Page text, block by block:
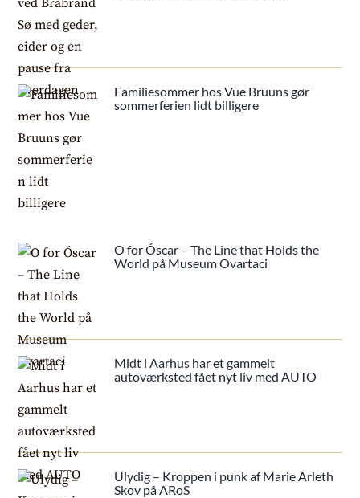
Familiesommer hos Vue Bruuns gør
sommerferien lidt billigere
O for Óscar – The Line that Holds the
World på Museum Ovartaci
Midt i Aarhus har et gammelt
autoværksted fået nyt liv med AUTO
Ulydig – Kroppen i punk af Marie Arleth
Skov på ARoS